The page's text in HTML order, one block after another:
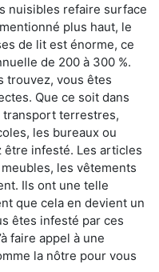
nuisibles refaire surface
plus haut, le
de lit est énorme, ce
de 200 à 300 %.
trouvez, vous êtes
Que ce soit dans
transport terrestres,
les bureaux ou
être infesté. Les articles
les vêtements
Ils ont une telle
que cela en devient un
êtes infesté par ces
faire appel à une
la nôtre pour vous